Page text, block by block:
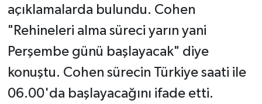
açıklamalarda bulundu. Cohen
"Rehineleri alma süreci yarın yani
Perşembe günü başlayacak" diye
konuştu. Cohen sürecin Türkiye saati ile
06.00'da başlayacağını ifade etti.